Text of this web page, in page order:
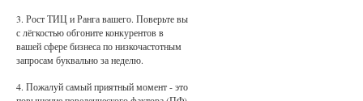
3. Рост ТИЦ и Ранга вашего. Поверьте вы
с лёгкостью обгоните конкурентов в
вашей сфере бизнеса по низкочастотным
запросам буквально за неделю.
4. Пожалуй самый приятный момент - это